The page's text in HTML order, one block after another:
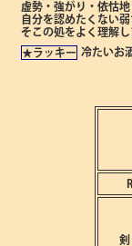
虚勢・強がり・依怙
自分を認めたくない弱
そこの処をよく理解し
★ラッキー 冷たいお
R
剣